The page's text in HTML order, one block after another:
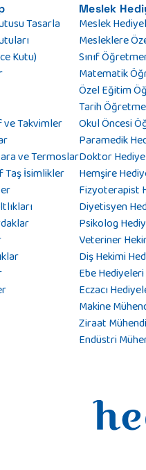
Tasarla
Kutu)
Takvimler
ve Termoslar
Taş İsimlikler
Meslek
Meslek
Mesleklere
Sınıf
Matematik
Özel Eğitim
Tarih
Okul Öncesi
Paramedik
Doktor
Hemşire
Fizyoterapist
Diyetisyen
Psikolog
Veteriner
Diş Hekimi
Ebe Hediyeleri
Eczacı
Makine
Ziraat
Endüstri